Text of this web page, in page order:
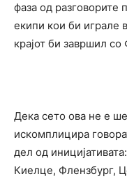
фаза од разговорите
екипи кои би играле
крајот би завршил
Дека сето ова не е
искомплицира
дел од
Киелце, Флензбург,